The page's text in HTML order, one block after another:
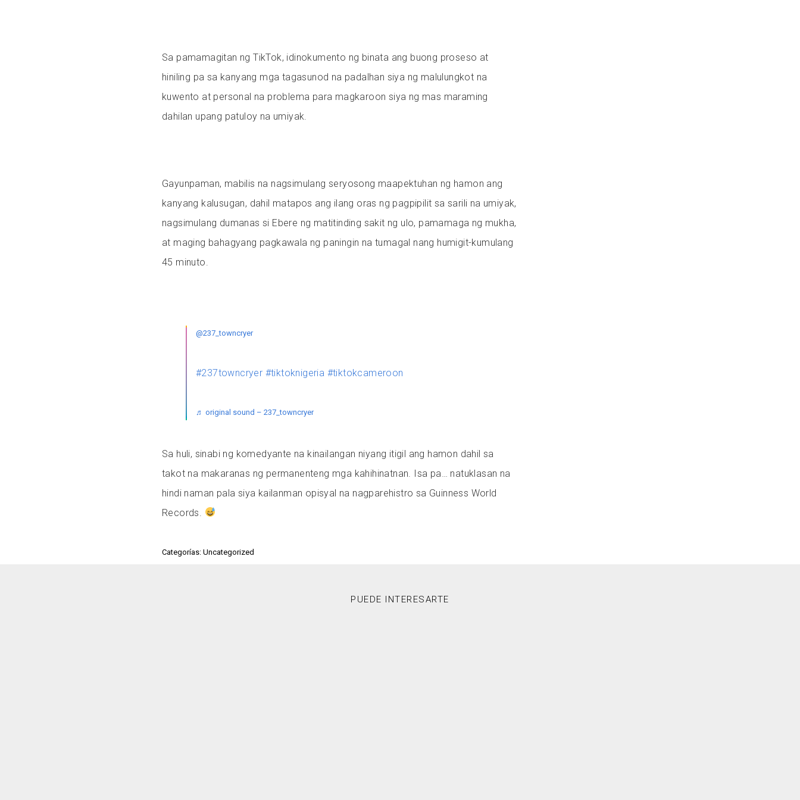
Sa pamamagitan ng TikTok, idinokumento ng binata ang buong proseso at
hiniling pa sa kanyang mga tagasunod na padalhan siya ng malulungkot na
kuwento at personal na problema para magkaroon siya ng mas maraming
dahilan upang patuloy na umiyak.
Gayunpaman, mabilis na nagsimulang seryosong maapektuhan ng hamon ang
kanyang kalusugan, dahil matapos ang ilang oras ng pagpipilit sa sarili na umiyak,
nagsimulang dumanas si Ebere ng matitinding sakit ng ulo, pamamaga ng mukha,
at maging bahagyang pagkawala ng paningin na tumagal nang humigit-kumulang
45 minuto.
@237_towncryer
#237towncryer #tiktoknigeria #tiktokcameroon
♬ original sound – 237_towncryer
Sa huli, sinabi ng komedyante na kinailangan niyang itigil ang hamon dahil sa
takot na makaranas ng permanenteng mga kahihinatnan. Isa pa… natuklasan na
hindi naman pala siya kailanman opisyal na nagparehistro sa Guinness World
Records.
Categorías: Uncategorized
PUEDE INTERESARTE